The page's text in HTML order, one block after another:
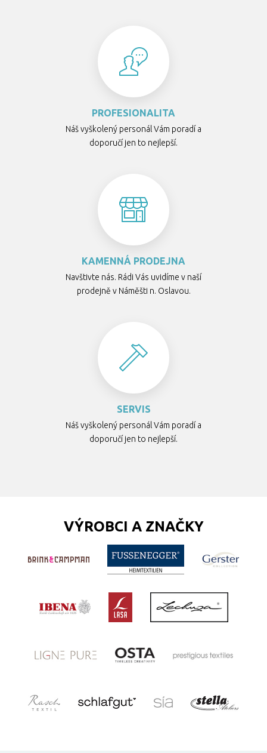
PROFESIONALITA
Náš vyškolený personál Vám poradí a
doporučí jen to nejlepší.
KAMENNÁ PRODEJNA
Navštivte nás. Rádi Vás uvidíme v naší
prodejně v Náměšti n. Oslavou.
SERVIS
Náš vyškolený personál Vám poradí a
doporučí jen to nejlepší.
VÝROBCI A ZNAČKY